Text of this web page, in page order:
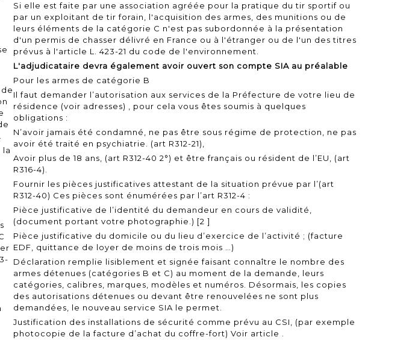
la
Si elle est faite par une association agréée pour la pratique du tir sportif ou
par un exploitant de tir forain, l'acquisition des armes, des munitions ou de
leurs éléments de la catégorie C n'est pas subordonnée à la présentation
d'un permis de chasser délivré en France ou à l'étranger ou de l'un des titres
prévus à l'article L. 423-21 du code de l'environnement.
L'adjudicataire devra également avoir ouvert son compte SIA au préalable
Pour les armes de catégorie B
Il faut demander l’autorisation aux services de la Préfecture de votre lieu de
résidence (voir adresses)
, pour cela vous êtes soumis à quelques
obligations :
N’avoir jamais été condamné, ne pas être sous régime de protection, ne pas
avoir été traité en psychiatrie. (art R312-21),
Avoir plus de 18 ans, (art R312-40 2°) et être français ou résident de l’EU, (art
R316-4).
Fournir les pièces justificatives attestant de la situation prévue par l’(art
R312-40) Ces pièces sont énumérées par l’art R312-4 :
Pièce justificative de l’identité du demandeur en cours de validité,
(document portant votre photographie.) [2 ]
Pièce justificative du domicile ou du lieu d’exercice de l’activité ; (facture
EDF, quittance de loyer de moins de trois mois …)
Déclaration remplie lisiblement et signée faisant connaître le nombre des
armes détenues (catégories B et C) au moment de la demande, leurs
catégories, calibres, marques, modèles et numéros. Désormais, les copies
des autorisations détenues ou devant être renouvelées ne sont plus
demandées, le nouveau service SIA le permet.
Justification des installations de sécurité comme prévu au CSI, (par exemple
photocopie de la facture d’achat du coffre-fort) Voir article